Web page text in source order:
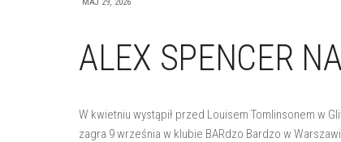
ALEX SPENCER
W kwietniu wystąpił przed Louisem Tomlinsonem w
zagra 9 września w klubie BARdzo Bardzo w